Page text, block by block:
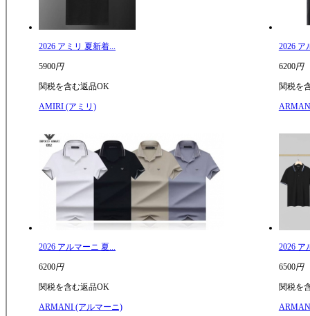
2026 アミリ 夏新着...
5900円
関税を含む返品OK
AMIRI (アミリ)
2026 ア
6200円
関税を
2026 アルマーニ 夏...
6200円
関税を含む返品OK
ARMANI (アルマーニ)
2026 ア
6500円
関税を